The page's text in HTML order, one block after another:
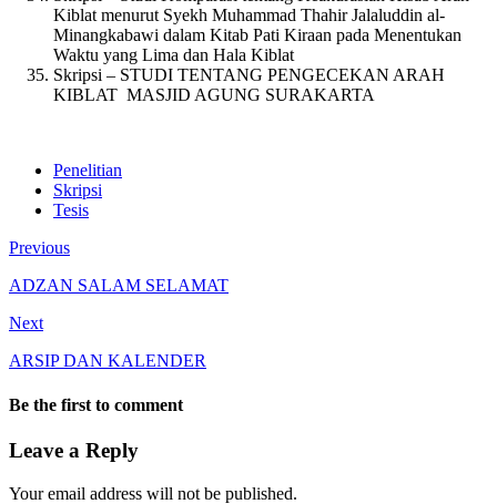
Kiblat menurut Syekh Muhammad Thahir Jalaluddin al-
Minangkabawi dalam Kitab Pati Kiraan pada Menentukan
Waktu yang Lima dan Hala Kiblat
Skripsi – STUDI TENTANG PENGECEKAN ARAH
KIBLAT MASJID AGUNG SURAKARTA
Penelitian
Skripsi
Tesis
Previous
ADZAN SALAM SELAMAT
Next
ARSIP DAN KALENDER
Be the first to comment
Leave a Reply
Your email address will not be published.